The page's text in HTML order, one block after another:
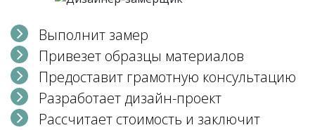
Выполнит замер
Привезет образцы материалов
Предоставит грамотную консультацию
Разработает дизайн-проект
Рассчитает стоимость и заключит